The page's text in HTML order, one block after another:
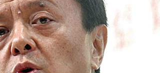
至47仙
及消費表現
子損失近6900萬元
粦接任